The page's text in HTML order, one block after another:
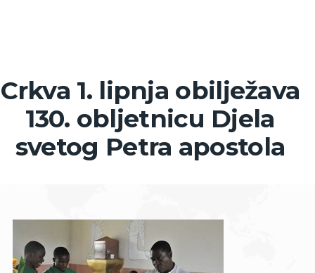
Crkva 1. lipnja obilježava
130. obljetnicu Djela
svetog Petra apostola